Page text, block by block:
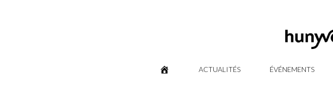
ACTUALITÉS ÉVÉNEMENTS